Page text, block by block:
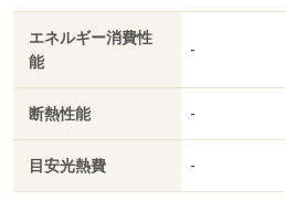
エネルギー消費性
能
-
断熱性能 -
目安光熱費 -